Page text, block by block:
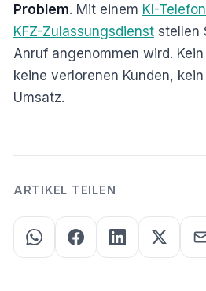
Problem. Mit einem KI-
KFZ-Zulassungsdienst stellen
Anruf angenommen wird.
keine verlorenen Kunden,
Umsatz.
ARTIKEL TEILEN